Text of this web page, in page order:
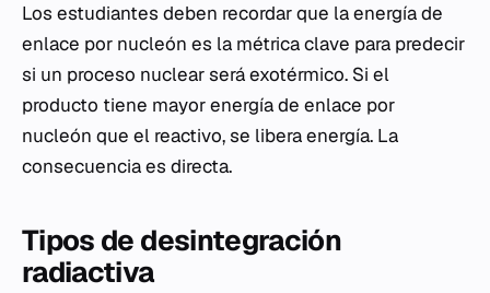
Los estudiantes deben recordar que la energía de
enlace por nucleón es la métrica clave para predecir
si un proceso nuclear será exotérmico. Si el
producto tiene mayor energía de enlace por
nucleón que el reactivo, se libera energía. La
consecuencia es directa.
Tipos de desintegración
radiactiva